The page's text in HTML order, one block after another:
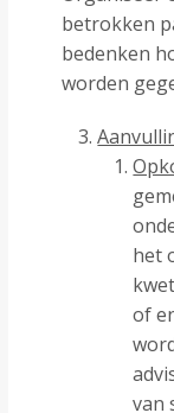
betrokken
bedenken
worden
het
of
van